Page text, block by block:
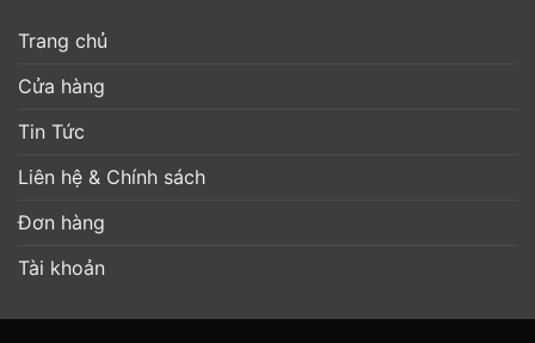
Trang chủ
Cửa hàng
Tin Tức
Liên hệ & Chính sách
Đơn hàng
Tài khoản